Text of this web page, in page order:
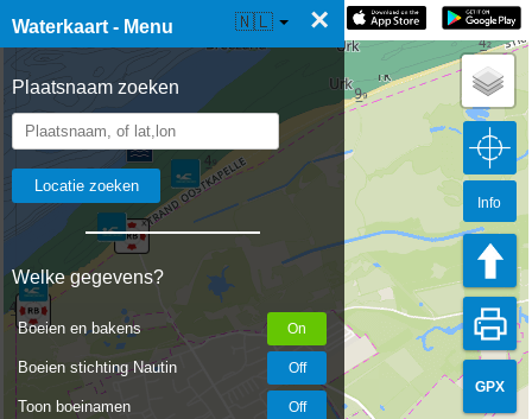
Waterkaart - Menu ×
Plaatsnaam zoeken
Welke gegevens?
Boeien en bakens
Boeien stichting Nautin
Toon boeinamen
☰ Waterkaart Live 🇳🇱
GPX
Info